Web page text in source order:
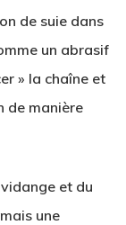
de suie dans
un abrasif
» la chaîne et
de manière
et du
une